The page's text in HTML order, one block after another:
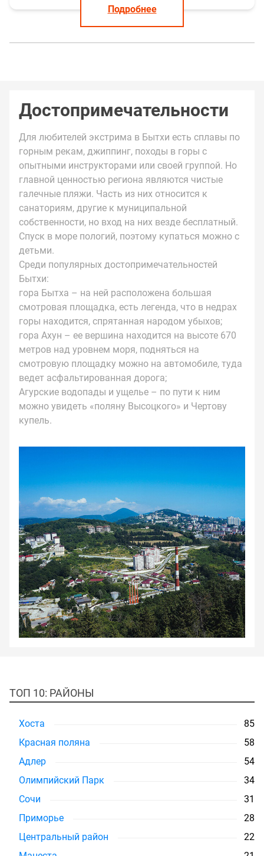
Подробнее
Достопримечательности
Для любителей экстрима в Бытхи есть сплавы по
горным рекам, джиппинг, походы в горы с
опытными инструкторами или своей группой. Но
главной ценностью региона являются чистые
галечные пляжи. Часть из них относится к
санаториям, другие к муниципальной
собственности, но вход на них везде бесплатный.
Спуск в море пологий, поэтому купаться можно с
детьми.
Среди популярных достопримечательностей
Бытхи:
гора Бытха – на ней расположена большая
смотровая площадка, есть легенда, что в недрах
горы находится, спрятанная народом убыхов;
гора Ахун – ее вершина находится на высоте 670
метров над уровнем моря, подняться на
смотровую площадку можно на автомобиле, туда
ведет асфальтированная дорога;
Агурские водопады и ущелье – по пути к ним
можно увидеть «поляну Высоцкого» и Чертову
купель.
ТОП 10: РАЙОНЫ
Хоста
85
Красная поляна
58
Адлер
54
Олимпийский Парк
34
Сочи
31
Приморье
28
Центральный район
22